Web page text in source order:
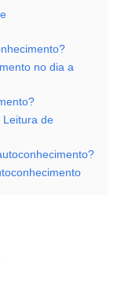
no dia a
Leitura de